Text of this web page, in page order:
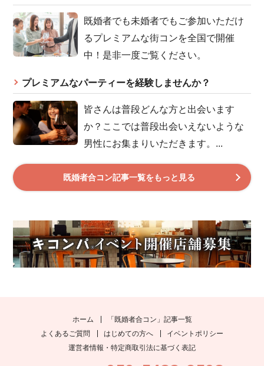
既婚者でも未婚者でもご参加いただけ
るプレミアムな街コンを全国で開催
中！是非一度ご覧ください。
プレミアムなパーティーを経験しませんか？
皆さんは普段どんな方と出会います
か？ここでは普段出会いえないような
男性にお集まりいただきます。...
既婚者合コン記事一覧をもっと見る
ホーム
「既婚者合コン」記事一覧
よくあるご質問
はじめての方へ
イベントポリシー
運営者情報・特定商取引法に基づく表記